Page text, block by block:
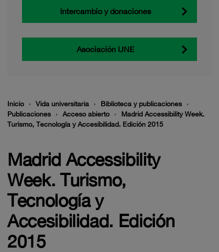
Intercambio y donaciones
Asociación UNE
Inicio Vida universitaria
Biblioteca y publicaciones
Publicaciones
Acceso abierto
Madrid Accessibility Week.
Turismo, Tecnología y Accesibilidad. Edición 2015
Madrid Accessibility
Week. Turismo,
Tecnología y
Accesibilidad. Edición
2015